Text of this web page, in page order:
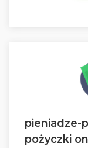
pieniadze-
pożyczki